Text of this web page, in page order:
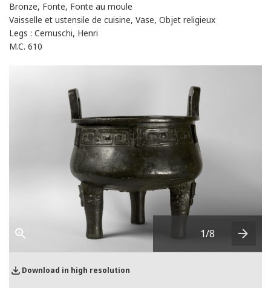
Bronze, Fonte, Fonte au moule
Vaisselle et ustensile de cuisine, Vase, Objet religieux
Legs : Cernuschi, Henri
M.C. 610
Download in high resolution
1/8
Next